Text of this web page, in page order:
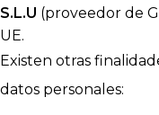
S.L.U (proveedor de
UE.
Existen otras
datos personales: